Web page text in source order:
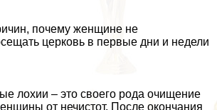
почему женщине не
церковь в первые дни и недели
лохии – это своего рода очищение
от нечистот. После окончания